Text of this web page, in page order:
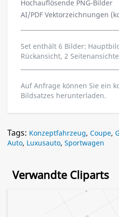
Hochauflösende PNG-Bilder
AI/PDF Vektorzeichnungen
Set enthält 6 Bilder:
Rückansicht, 2
Auf Anfrage können Sie ein
Bildsatzes herunterladen.
Tags: Konzeptfahrzeug, Coupe,
Auto, Luxusauto, Sportwagen
Verwandte Cliparts